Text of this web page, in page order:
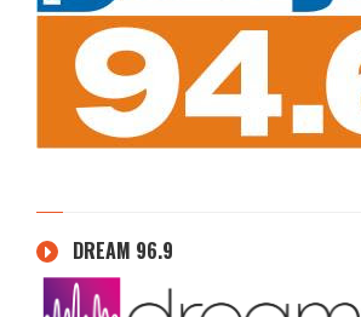
DREAM 96.9